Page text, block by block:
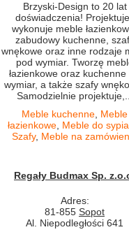
Brzyski-Design to 20 lat
doświadczenia!
wykonuje meble
zabudowy kuchenne,
wnękowe oraz inne rodzaje
pod wymiar. Tworzę
łazienkowe oraz kuchenne
wymiar, a także szafy
Samodzielnie
Meble kuchenne, Meble
łazienkowe, Meble do
Szafy, Meble na
Regały Budmax Sp.
Adres:
81-855 Sopot
Al. Niepodległości 641